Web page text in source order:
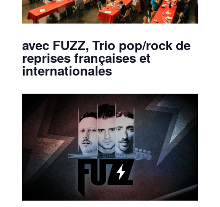
avec FUZZ, Trio pop/rock de
reprises françaises et
internationales